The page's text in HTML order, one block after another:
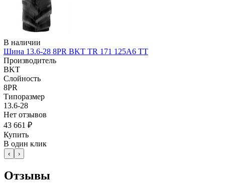
В наличии
Шина 13.6-28 8PR BKT TR 171 125A6 TT
Производитель
BKT
Слойность
8PR
Типоразмер
13.6-28
Нет отзывов
43 661 ₽
Купить
В один клик
‹ ›
Отзывы